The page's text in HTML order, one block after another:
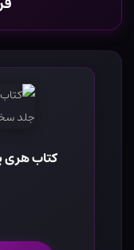
کتاب هری